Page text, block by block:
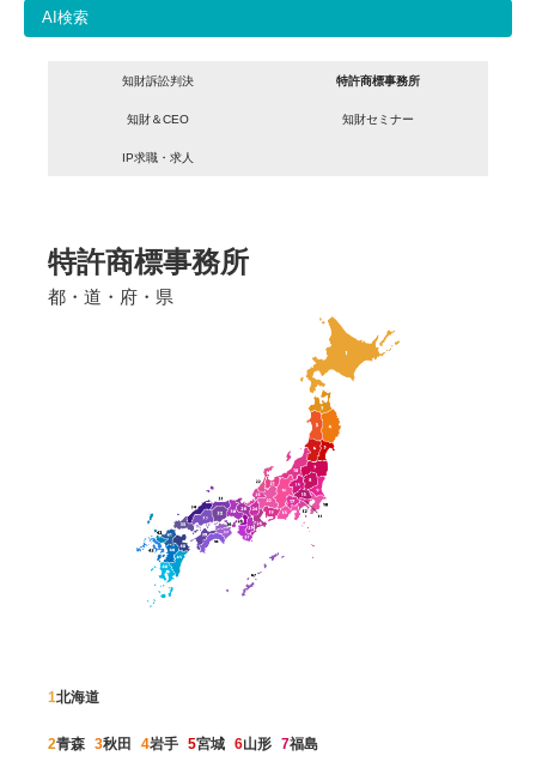
AI検索
知財訴訟判決 特許商標事務所
知財＆CEO 知財セミナー
IP求職・求人
特許商標事務所
都・道・府・県
1北海道
2青森 3秋田 4岩手 5宮城 6山形 7福島